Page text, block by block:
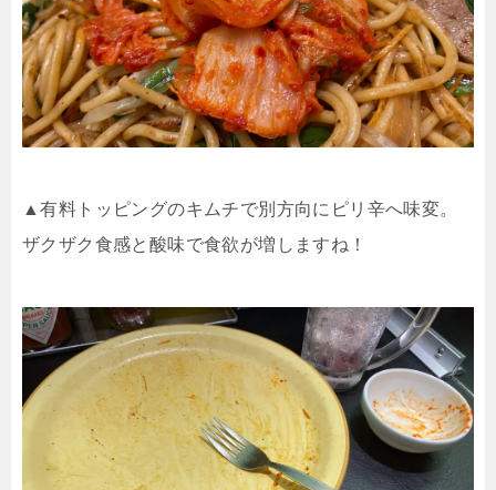
▲有料トッピングのキムチで別方向にピリ辛へ味変。
ザクザク食感と酸味で食欲が増しますね！